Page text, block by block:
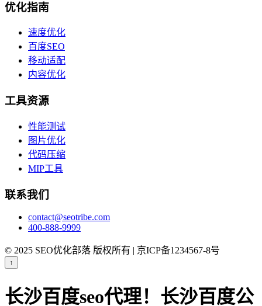
优化指南
速度优化
百度SEO
移动适配
内容优化
工具资源
性能测试
图片优化
代码压缩
MIP工具
联系我们
contact@seotribe.com
400-888-9999
© 2025 SEO优化部落 版权所有 | 京ICP备1234567-8号
↑
长沙百度seo代理！长沙百度公